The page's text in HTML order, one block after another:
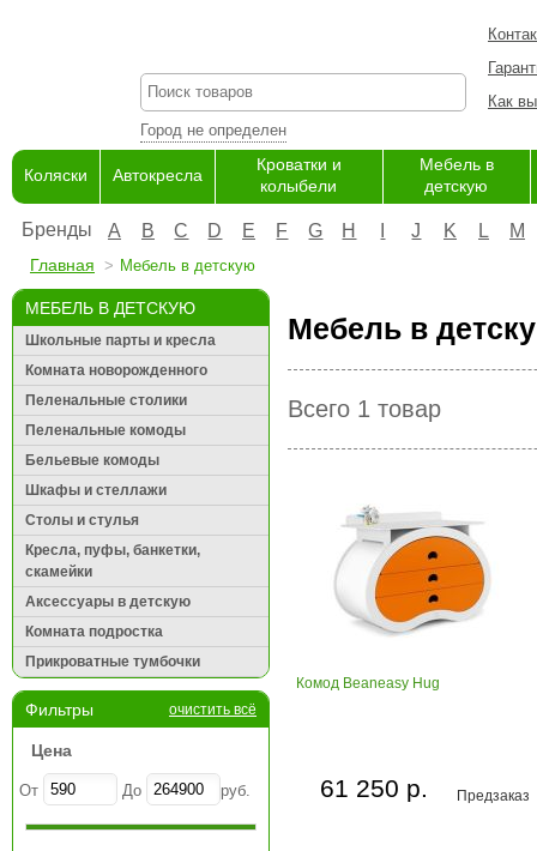
Город не определен
Как
Коляски Автокресла
Кроватки и
колыбели
Мебель в
детскую
Бренды A B C D E F G H J K L M
Главная Мебель в детскую
МЕБЕЛЬ В ДЕТСКУЮ
Школьные парты и кресла
Комната новорожденного
Пеленальные столики
Пеленальные комоды
Бельевые комоды
Шкафы и стеллажи
Столы и стулья
Кресла, пуфы, банкетки,
скамейки
Аксессуары в детскую
Комната подростка
Прикроватные тумбочки
Фильтры очистить всё
Цена
От До руб.
Мебель в
Всего 1 товар
Комод Beaneasy Hug
Предзаказ
61 250 р.